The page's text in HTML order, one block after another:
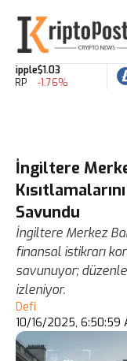
Ripple
XRP
$1.03
-1.76%
İngiltere
Savundu
İngiltere Merkez
finansal istikrarı
savunuyor;
izleniyor.
Defi
10/16/2025, 6:50:59